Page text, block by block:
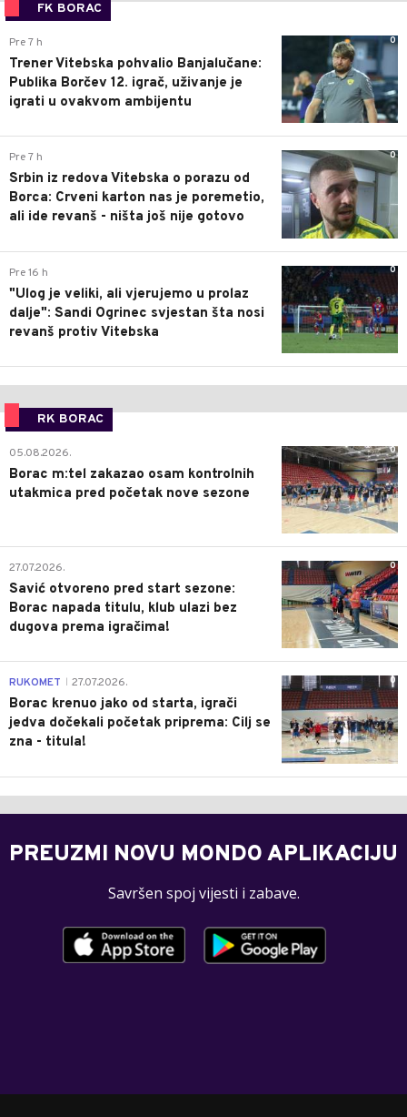
FK BORAC
0
Pre 7 h
Trener Vitebska pohvalio Banjalučane:
Publika Borčev 12. igrač, uživanje je
igrati u ovakvom ambijentu
0
Pre 7 h
Srbin iz redova Vitebska o porazu od
Borca: Crveni karton nas je poremetio,
ali ide revanš - ništa još nije gotovo
0
Pre 16 h
"Ulog je veliki, ali vjerujemo u prolaz
dalje": Sandi Ogrinec svjestan šta nosi
revanš protiv Vitebska
RK BORAC
0
05.08.2026.
Borac m:tel zakazao osam kontrolnih
utakmica pred početak nove sezone
0
27.07.2026.
Savić otvoreno pred start sezone:
Borac napada titulu, klub ulazi bez
dugova prema igračima!
0
RUKOMET 27.07.2026.
Borac krenuo jako od starta, igrači
jedva dočekali početak priprema: Cilj se
zna - titula!
PREUZMI NOVU MONDO APLIKACIJU
Savršen spoj vijesti i zabave.